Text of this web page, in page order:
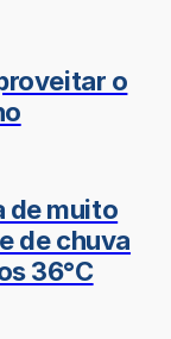
o
de muito
de chuva
36°C